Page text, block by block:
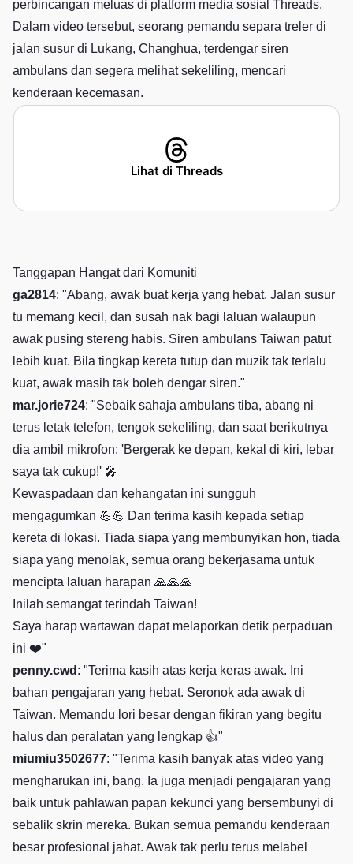
perbincangan meluas di platform media sosial Threads.
Dalam video tersebut, seorang pemandu separa treler di
jalan susur di Lukang, Changhua, terdengar siren
ambulans dan segera melihat sekeliling, mencari
kenderaan kecemasan.
Lihat di Threads
Tanggapan Hangat dari Komuniti
ga2814: "Abang, awak buat kerja yang hebat. Jalan susur
tu memang kecil, dan susah nak bagi laluan walaupun
awak pusing stereng habis. Siren ambulans Taiwan patut
lebih kuat. Bila tingkap kereta tutup dan muzik tak terlalu
kuat, awak masih tak boleh dengar siren."
mar.jorie724: "Sebaik sahaja ambulans tiba, abang ni
terus letak telefon, tengok sekeliling, dan saat berikutnya
dia ambil mikrofon: 'Bergerak ke depan, kekal di kiri, lebar
saya tak cukup!' 🎤
Kewaspadaan dan kehangatan ini sungguh
mengagumkan 💪💪 Dan terima kasih kepada setiap
kereta di lokasi. Tiada siapa yang membunyikan hon, tiada
siapa yang menolak, semua orang bekerjasama untuk
mencipta laluan harapan 🙏🙏🙏
Inilah semangat terindah Taiwan!
Saya harap wartawan dapat melaporkan detik perpaduan
ini ❤️"
penny.cwd : "Terima kasih atas kerja keras awak. Ini
bahan pengajaran yang hebat. Seronok ada awak di
Taiwan. Memandu lori besar dengan fikiran yang begitu
halus dan peralatan yang lengkap 👍"
miumiu3502677: "Terima kasih banyak atas video yang
mengharukan ini, bang. Ia juga menjadi pengajaran yang
baik untuk pahlawan papan kekunci yang bersembunyi di
sebalik skrin mereka. Bukan semua pemandu kenderaan
besar profesional jahat. Awak tak perlu terus melabel